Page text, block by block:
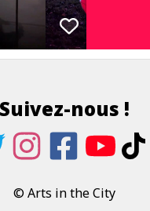
Suivez-nous !
© Arts in the City